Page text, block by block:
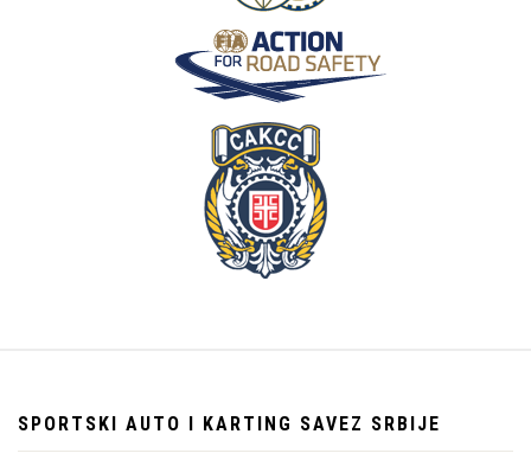
SPORTSKI AUTO I KARTING SAVEZ SRBIJE